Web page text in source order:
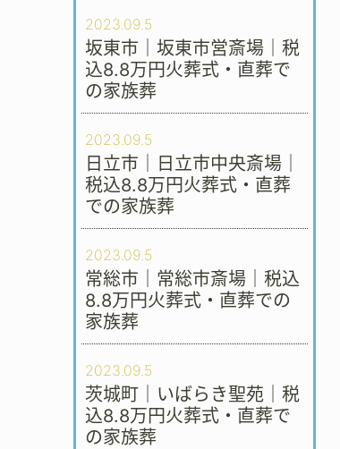
2023.09.5
坂東市｜坂東市営斎場｜税
込8.8万円火葬式・直葬で
の家族葬
2023.09.5
日立市｜日立市中央斎場｜
税込8.8万円火葬式・直葬
での家族葬
2023.09.5
常総市｜常総市斎場｜税込
8.8万円火葬式・直葬での
家族葬
2023.09.5
茨城町｜いばらき聖苑｜税
込8.8万円火葬式・直葬で
の家族葬